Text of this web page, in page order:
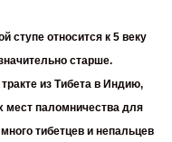
ступе относится к 5 веку
старше.
из Тибета в Индию,
мест паломничества для
тибетцев и непальцев